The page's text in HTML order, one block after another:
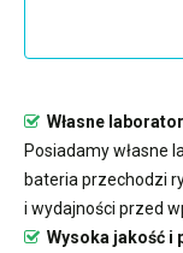
Własne
Posiadamy własne
bateria przechodzi
i wydajności przed
Wysoka jakość i